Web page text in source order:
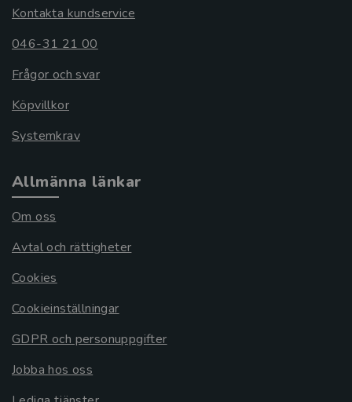
Kontakta kundservice
046-31 21 00
Frågor och svar
Köpvillkor
Systemkrav
Allmänna länkar
Om oss
Avtal och rättigheter
Cookies
Cookieinställningar
GDPR och personuppgifter
Jobba hos oss